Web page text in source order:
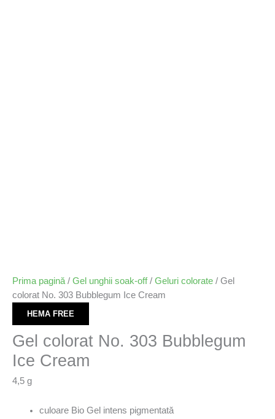
Prima pagină / Gel unghii soak-off/ Geluri colorate / Gel
colorat No. 303 Bubblegum Ice Cream
HEMA FREE
Gel colorat No. 303 Bubblegum
Ice Cream
4,5 g
culoare Bio Gel intens pigmentată